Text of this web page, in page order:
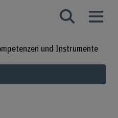
und Instrumente